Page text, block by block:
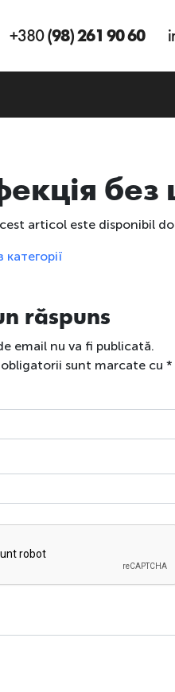
+380(98) 261 90 60
articol este disponibil
категорії
răspuns
email nu va fi publicată.
obligatorii sunt marcate cu*